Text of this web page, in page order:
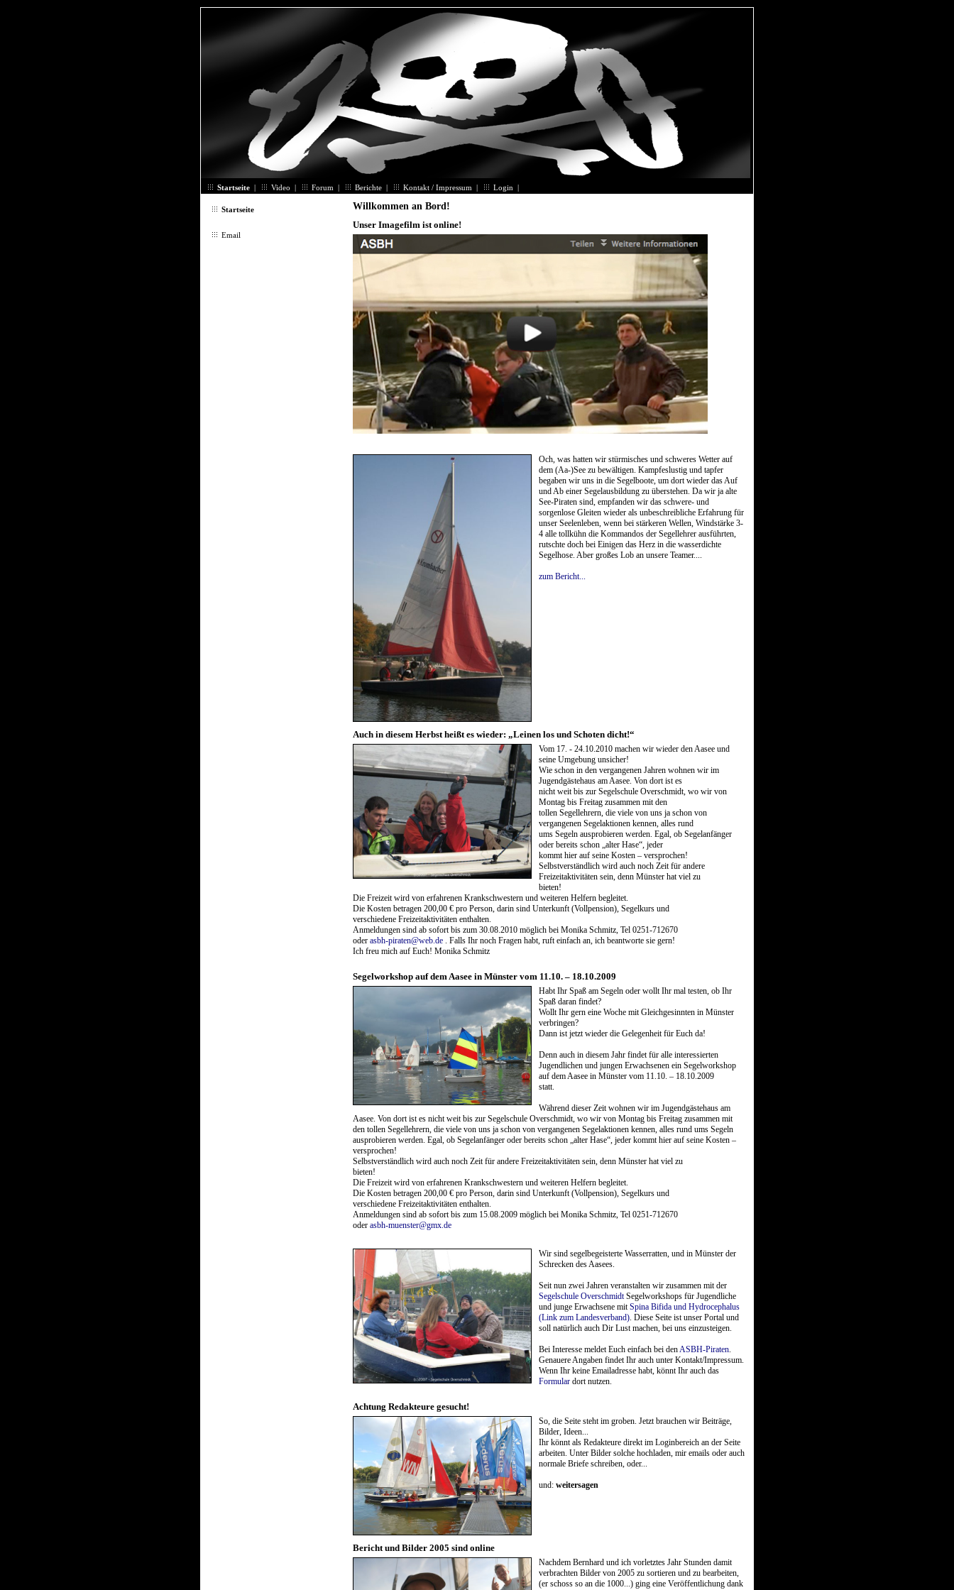
Startseite | Video | Forum | Berichte | Kontakt / Impressum | Login |
Startseite
Email
Willkommen an Bord!
Unser Imagefilm ist online!
Och, was hatten wir stürmisches und schweres Wetter auf
dem (Aa-)See zu bewältigen. Kampfeslustig und tapfer
begaben wir uns in die Segelboote, um dort wieder das Auf
und Ab einer Segelausbildung zu überstehen. Da wir ja alte
See-Piraten sind, empfanden wir das schwere- und
sorgenlose Gleiten wieder als unbeschreibliche Erfahrung für
unser Seelenleben, wenn bei stärkeren Wellen, Windstärke 3-
4 alle tollkühn die Kommandos der Segellehrer ausführten,
rutschte doch bei Einigen das Herz in die wasserdichte
Segelhose. Aber großes Lob an unsere Teamer....
zum Bericht...
Auch in diesem Herbst heißt es wieder: „Leinen los und Schoten dicht!“
Vom 17. - 24.10.2010 machen wir wieder den Aasee und
seine Umgebung unsicher!
Wie schon in den vergangenen Jahren wohnen wir im
Jugendgästehaus am Aasee. Von dort ist es
nicht weit bis zur Segelschule Overschmidt, wo wir von
Montag bis Freitag zusammen mit den
tollen Segellehrern, die viele von uns ja schon von
vergangenen Segelaktionen kennen, alles rund
ums Segeln ausprobieren werden. Egal, ob Segelanfänger
oder bereits schon „alter Hase“, jeder
kommt hier auf seine Kosten – versprochen!
Selbstverständlich wird auch noch Zeit für andere
Freizeitaktivitäten sein, denn Münster hat viel zu
bieten!
Die Freizeit wird von erfahrenen Krankschwestern und weiteren Helfern begleitet.
Die Kosten betragen 200,00 € pro Person, darin sind Unterkunft (Vollpension), Segelkurs und
verschiedene Freizeitaktivitäten enthalten.
Anmeldungen sind ab sofort bis zum 30.08.2010 möglich bei Monika Schmitz, Tel 0251-712670
oder asbh-piraten@web.de . Falls Ihr noch Fragen habt, ruft einfach an, ich beantworte sie gern!
Ich freu mich auf Euch! Monika Schmitz
Segelworkshop auf dem Aasee in Münster vom 11.10. – 18.10.2009
Habt Ihr Spaß am Segeln oder wollt Ihr mal testen, ob Ihr
Spaß daran findet?
Wollt Ihr gern eine Woche mit Gleichgesinnten in Münster
verbringen?
Dann ist jetzt wieder die Gelegenheit für Euch da!
Denn auch in diesem Jahr findet für alle interessierten
Jugendlichen und jungen Erwachsenen ein Segelworkshop
auf dem Aasee in Münster vom 11.10. – 18.10.2009
statt.
Während dieser Zeit wohnen wir im Jugendgästehaus am
Aasee. Von dort ist es nicht weit bis zur Segelschule Overschmidt, wo wir von Montag bis Freitag zusammen mit
den tollen Segellehrern, die viele von uns ja schon von vergangenen Segelaktionen kennen, alles rund ums Segeln
ausprobieren werden. Egal, ob Segelanfänger oder bereits schon „alter Hase“, jeder kommt hier auf seine Kosten –
versprochen!
Selbstverständlich wird auch noch Zeit für andere Freizeitaktivitäten sein, denn Münster hat viel zu
bieten!
Die Freizeit wird von erfahrenen Krankschwestern und weiteren Helfern begleitet.
Die Kosten betragen 200,00 € pro Person, darin sind Unterkunft (Vollpension), Segelkurs und
verschiedene Freizeitaktivitäten enthalten.
Anmeldungen sind ab sofort bis zum 15.08.2009 möglich bei Monika Schmitz, Tel 0251-712670
oder asbh-muenster@gmx.de
Wir sind segelbegeisterte Wasserratten, und in Münster der
Schrecken des Aasees.
Seit nun zwei Jahren veranstalten wir zusammen mit der
Segelschule OverschmidtSegelworkshops für Jugendliche
und junge Erwachsene mitSpina Bifida und Hydrocephalus
(Link zum Landesverband). Diese Seite ist unser Portal und
soll natürlich auch Dir Lust machen, bei uns einzusteigen.
Bei Interesse meldet Euch einfach bei denASBH-Piraten.
Genauere Angaben findet Ihr auch unter Kontakt/Impressum.
Wenn Ihr keine Emailadresse habt, könnt Ihr auch das
Formular dort nutzen.
Achtung Redakteure gesucht!
So, die Seite steht im groben. Jetzt brauchen wir Beiträge,
Bilder, Ideen...
Ihr könnt als Redakteure direkt im Loginbereich an der Seite
arbeiten. Unter Bilder solche hochladen, mir emails oder auch
normale Briefe schreiben, oder...
und: weitersagen
Bericht und Bilder 2005 sind online
Nachdem Bernhard und ich vorletztes Jahr Stunden damit
verbrachten Bilder von 2005 zu sortieren und zu bearbeiten,
(er schoss so an die 1000...) ging eine Veröffentlichung dank